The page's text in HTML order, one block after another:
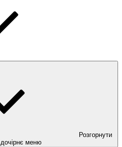
Розгорнути
дочірнє меню